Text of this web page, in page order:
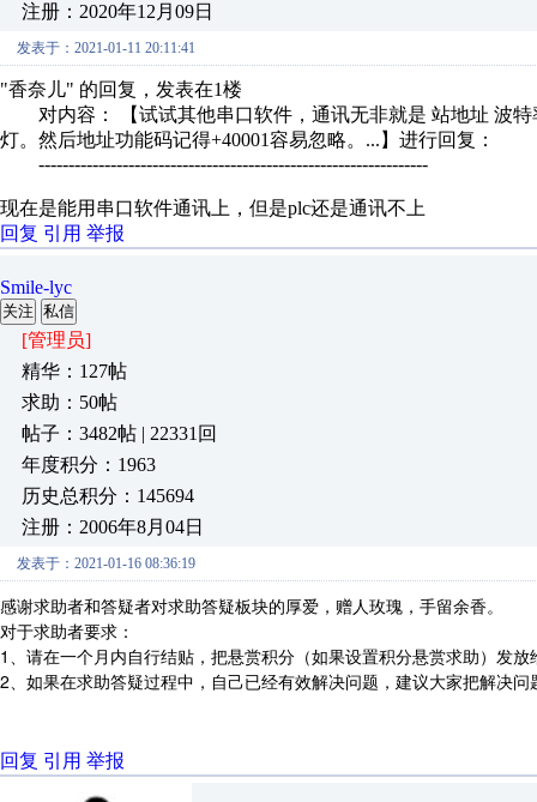
注册：2020年12月09日
发表于：2021-01-11 20:11:41
"香奈儿" 的回复，发表在1楼
对内容： 【试试其他串口软件，通讯无非就是 站地址 波特
灯。然后地址功能码记得+40001容易忽略。...】进行回复：
-----------------------------------------------------------------
现在是能用串口软件通讯上，但是plc还是通讯不上
回复 引用 举报
Smile-lyc
关注 私信
[管理员]
精华：127帖
求助：50帖
帖子：3482帖 | 22331回
年度积分：1963
历史总积分：145694
注册：2006年8月04日
发表于：2021-01-16 08:36:19
感谢求助者和答疑者对求助答疑板块的厚爱，赠人玫瑰，手留余香。
对于求助者要求：
1、请在一个月内自行结贴，把悬赏积分（如果设置积分悬赏求助）发放
2、如果在求助答疑过程中，自己已经有效解决问题，建议大家把解决
回复 引用 举报